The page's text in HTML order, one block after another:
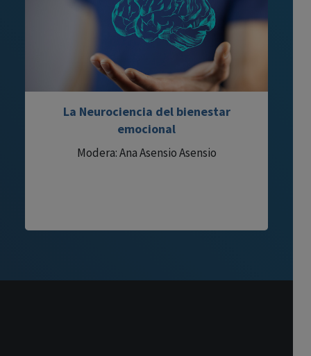
La Neurociencia del bienestar
emocional
Modera: Ana Asensio Asensio